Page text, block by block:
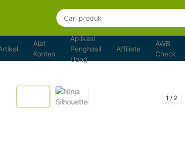
Alat
Konten
Aplikasi
Penghasil
Uang
Affiliate
AWB
Check
1 / 2